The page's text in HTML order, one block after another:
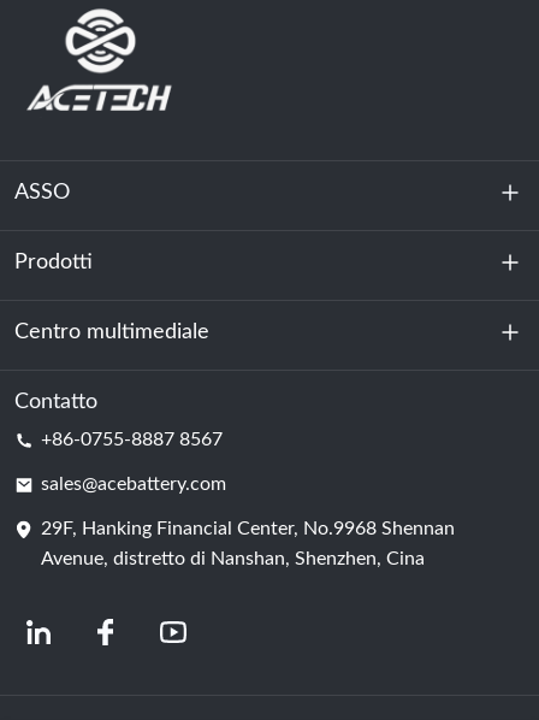
ASSO
Chi siamo
Sostenibilità
Prodotti
Accumulo di energia
Centro dati e sala server
Cella della batteria
Centro multimediale
Notizia
Contatto
+86-0755-8887 8567
sales@acebattery.com
29F, Hanking Financial Center, No.9968 Shennan
Avenue, distretto di Nanshan, Shenzhen, Cina